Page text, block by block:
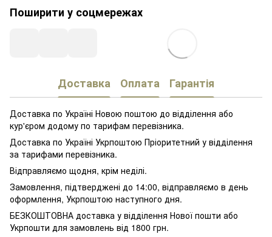
Поширити у соцмережах
Доставка Оплата Гарантія
Доставка по Україні Новою поштою до відділення або
кур'єром додому по тарифам перевізника.
Доставка по Україні Укрпоштою Пріоритетний у відділення
за тарифами перевізника.
Відправляємо щодня, крім неділі.
Замовлення, підтверджені до 14:00, відправляємо в день
оформлення, Укрпоштою наступного дня.
БЕЗКОШТОВНА доставка у відділення Нової пошти або
Укрпошти для замовлень від 1800 грн.